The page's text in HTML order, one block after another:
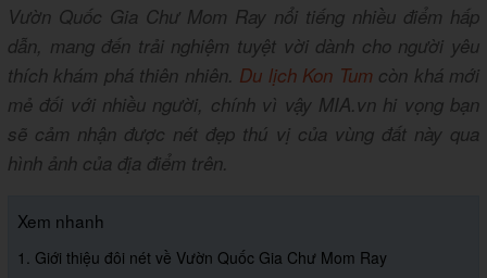
Vườn Quốc Gia Chư Mom Ray nổi tiếng nhiều điểm hấp
dẫn, mang đến trải nghiệm tuyệt vời dành cho người yêu
thích khám phá thiên nhiên. Du lịch Kon Tumcòn khá mới
mẻ đối với nhiều người, chính vì vậy MIA.vn hi vọng bạn
sẽ cảm nhận được nét đẹp thú vị của vùng đất này qua
hình ảnh của địa điểm trên.
Xem nhanh
1. Giới thiệu đôi nét về Vườn Quốc Gia Chư Mom Ray